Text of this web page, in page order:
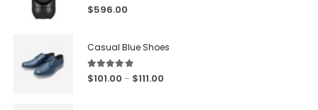
5.00out of 5
$596.00
Casual Blue Shoes
5.00 out of 5
$101.00 – $111.00